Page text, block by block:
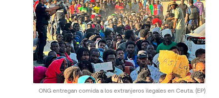
ONG entregan comida a los extranjeros ilegales en Ceuta. (EP)